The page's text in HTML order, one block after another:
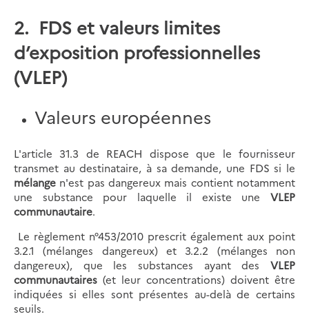
2. FDS et valeurs limites
d’exposition professionnelles
(VLEP)
Valeurs européennes
L'article 31.3 de REACH dispose que le fournisseur
transmet au destinataire, à sa demande, une FDS si le
mélange n'est pas dangereux mais contient notamment
une substance pour laquelle il existe une VLEP
communautaire.
Le règlement n°453/2010 prescrit également aux point
3.2.1 (mélanges dangereux) et 3.2.2 (mélanges non
dangereux), que les substances ayant des VLEP
communautaires (et leur concentrations) doivent être
indiquées si elles sont présentes au-delà de certains
seuils.